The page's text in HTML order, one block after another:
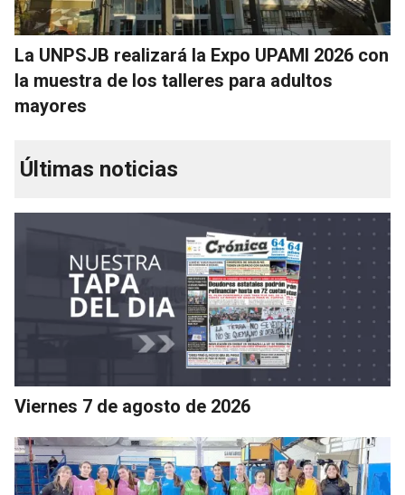
La UNPSJB realizará la Expo UPAMI 2026 con
la muestra de los talleres para adultos
mayores
Últimas noticias
Viernes 7 de agosto de 2026